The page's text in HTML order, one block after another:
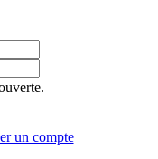
un compte